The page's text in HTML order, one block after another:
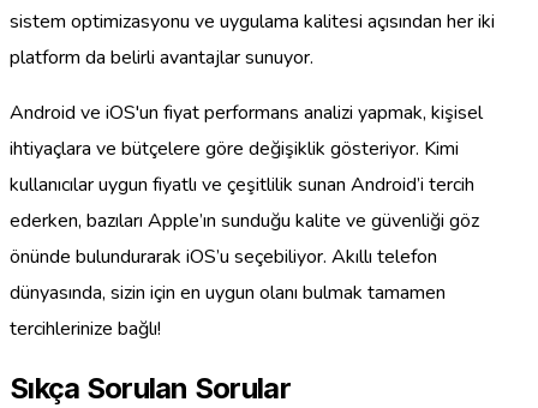
sistem optimizasyonu ve uygulama kalitesi açısından her iki
platform da belirli avantajlar sunuyor.
Android ve iOS'un fiyat performans analizi yapmak, kişisel
ihtiyaçlara ve bütçelere göre değişiklik gösteriyor. Kimi
kullanıcılar uygun fiyatlı ve çeşitlilik sunan Android’i tercih
ederken, bazıları Apple’ın sunduğu kalite ve güvenliği göz
önünde bulundurarak iOS’u seçebiliyor. Akıllı telefon
dünyasında, sizin için en uygun olanı bulmak tamamen
tercihlerinize bağlı!
Sıkça Sorulan Sorular